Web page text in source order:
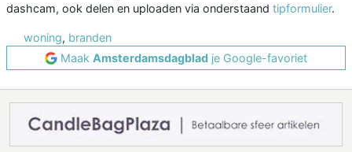
dashcam, ook delen en uploaden via onderstaand tipformulier.
woning, branden
Maak Amsterdamsdagblad je Google-favoriet